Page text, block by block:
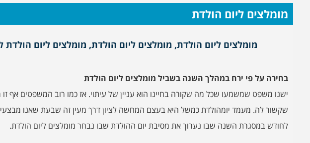
מומלצים ליום הולדת
מומלצים ליום הולדת, מומלצים ליום הולדת, מומלצים ליום
בחירה על פי ירח במהלך השנה בשביל מומלצים ליום הולדת
ישנו משפט שמשמעו שכל מה שקורה בחיינו הוא עניין של עיתוי. אז כמו רוב המשפטים
שקשור לה. מעמד יומהולדת כמשל היא בעצם המחשה לציון דרך מעין זה שבעת שאנו
לחודש במסגרת השנה שבו נערוך את מסיבת יום ההולדת שבו נבחר מומלצים ליום הולדת.